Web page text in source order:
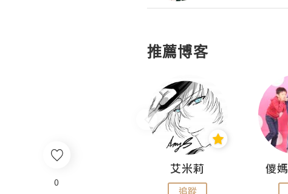
0
推薦博客
艾米莉
追蹤